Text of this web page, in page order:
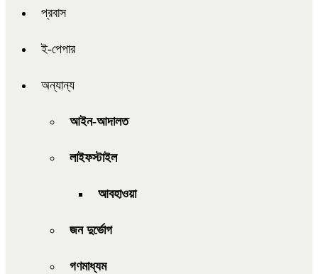
প্রবাস
ই-পেপার
অন্যান্য
আইন-আদালত
লাইফস্টাইল
আবহাওয়া
জন দুর্ভোগ
গণমাধ্যম